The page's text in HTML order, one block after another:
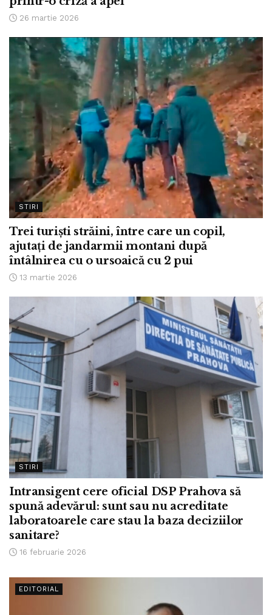
26 martie 2026
STIRI
Trei turiști străini, între care un copil,
ajutați de jandarmii montani după
întâlnirea cu o ursoaică cu 2 pui
13 martie 2026
STIRI
Intransigent cere oficial DSP Prahova să
spună adevărul: sunt sau nu acreditate
laboratoarele care stau la baza deciziilor
sanitare?
16 februarie 2026
EDITORIAL